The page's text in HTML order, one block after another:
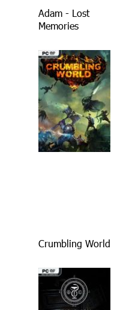
Adam - Lost
Memories
Crumbling World